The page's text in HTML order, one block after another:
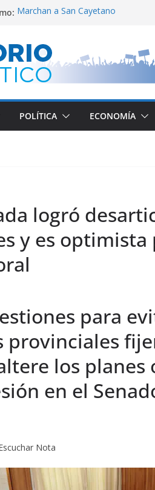
Marchan a San Cayetano
Posteo de Juliana Di Tullio
Alta inflación en CABA
POLÍTICA ECONOMÍA
logró
y es optimista
para
provinciales
los planes
en el
Nota